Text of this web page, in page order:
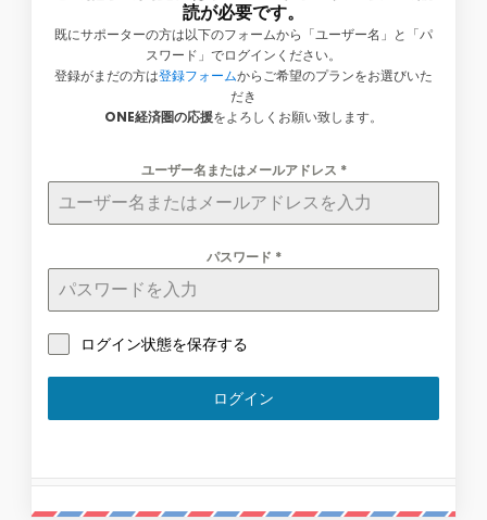
読が必要です。
既にサポーターの方は以下のフォームから「ユーザー名」と「パ
スワード」でログインください。
登録がまだの方は登録フォームからご希望のプランをお選びいた
だき
ONE経済圏の応援をよろしくお願い致します。
ユーザー名またはメールアドレス *
パスワード *
ログイン状態を保存する
ログイン